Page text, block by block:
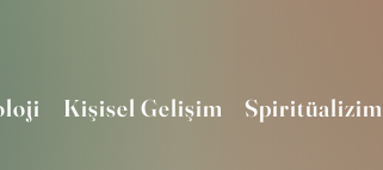
Kişisel Gelişim Spiritüalizim